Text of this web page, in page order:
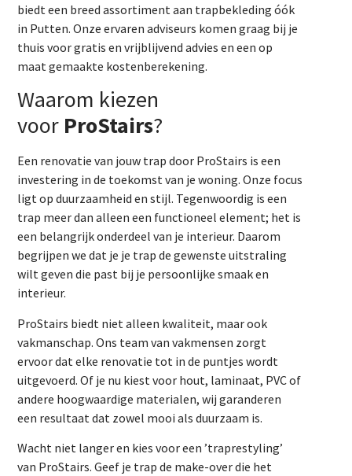
biedt een breed assortiment aan trapbekleding óók
in Putten. Onze ervaren adviseurs komen graag bij je
thuis voor gratis en vrijblijvend advies en een op
maat gemaakte kostenberekening.
Waarom kiezen
voor ProStairs?
Een renovatie van jouw trap door ProStairs is een
investering in de toekomst van je woning. Onze focus
ligt op duurzaamheid en stijl. Tegenwoordig is een
trap meer dan alleen een functioneel element; het is
een belangrijk onderdeel van je interieur. Daarom
begrijpen we dat je je trap de gewenste uitstraling
wilt geven die past bij je persoonlijke smaak en
interieur.
ProStairs biedt niet alleen kwaliteit, maar ook
vakmanschap. Ons team van vakmensen zorgt
ervoor dat elke renovatie tot in de puntjes wordt
uitgevoerd. Of je nu kiest voor hout, laminaat, PVC of
andere hoogwaardige materialen, wij garanderen
een resultaat dat zowel mooi als duurzaam is.
Wacht niet langer en kies voor een ’traprestyling’
van ProStairs. Geef je trap de make-over die het